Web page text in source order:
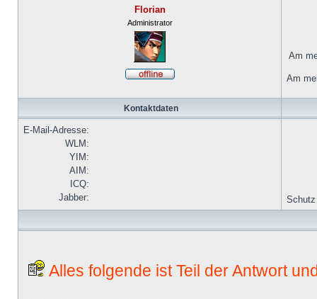
Florian
Administrator
Am
Am
Kontaktdaten
E-Mail-Adresse:
WLM:
YIM:
AIM:
ICQ:
Jabber:
Schutz
Alles folgende ist Teil der Antwort